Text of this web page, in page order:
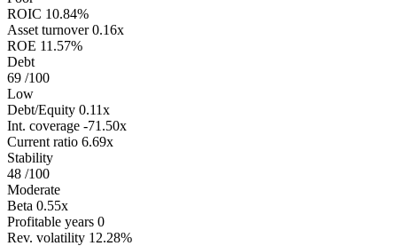
ROIC 10.84%
Asset turnover 0.16x
ROE 11.57%
Debt
69 /100
Low
Debt/Equity 0.11x
Int. coverage -71.50x
Current ratio 6.69x
Stability
48 /100
Moderate
Beta 0.55x
Profitable years 0
Rev. volatility 12.28%